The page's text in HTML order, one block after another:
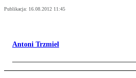
Publikacja: 16.08.2012 11:45
Antoni Trzmiel